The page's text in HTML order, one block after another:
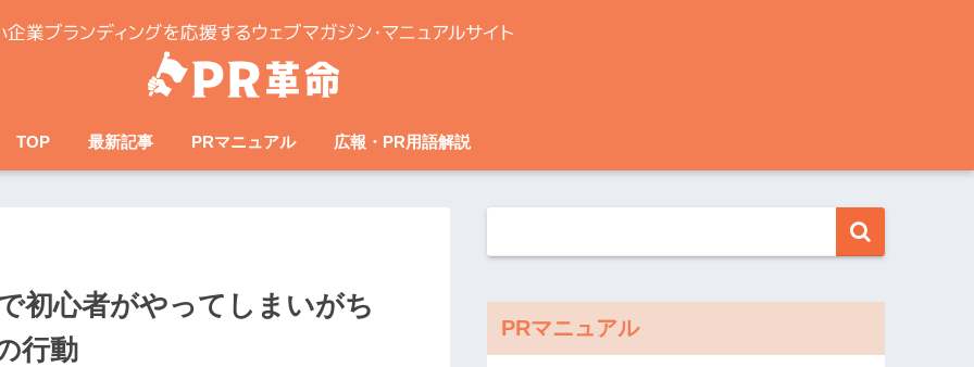
TOP 最新記事 PRマニュアル 広報・PR用語解説
初心者がやってしまいがち
行動
PRマニュアル